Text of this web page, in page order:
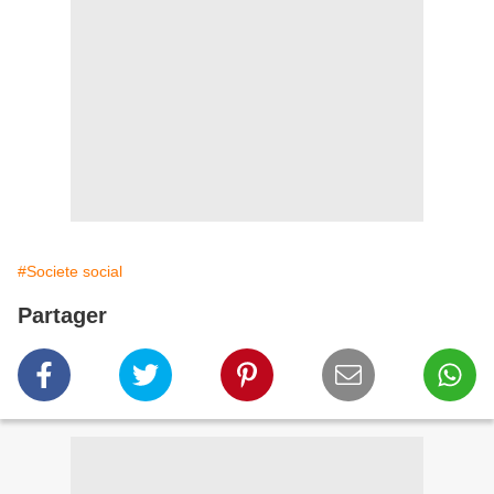
#Societe social
Partager